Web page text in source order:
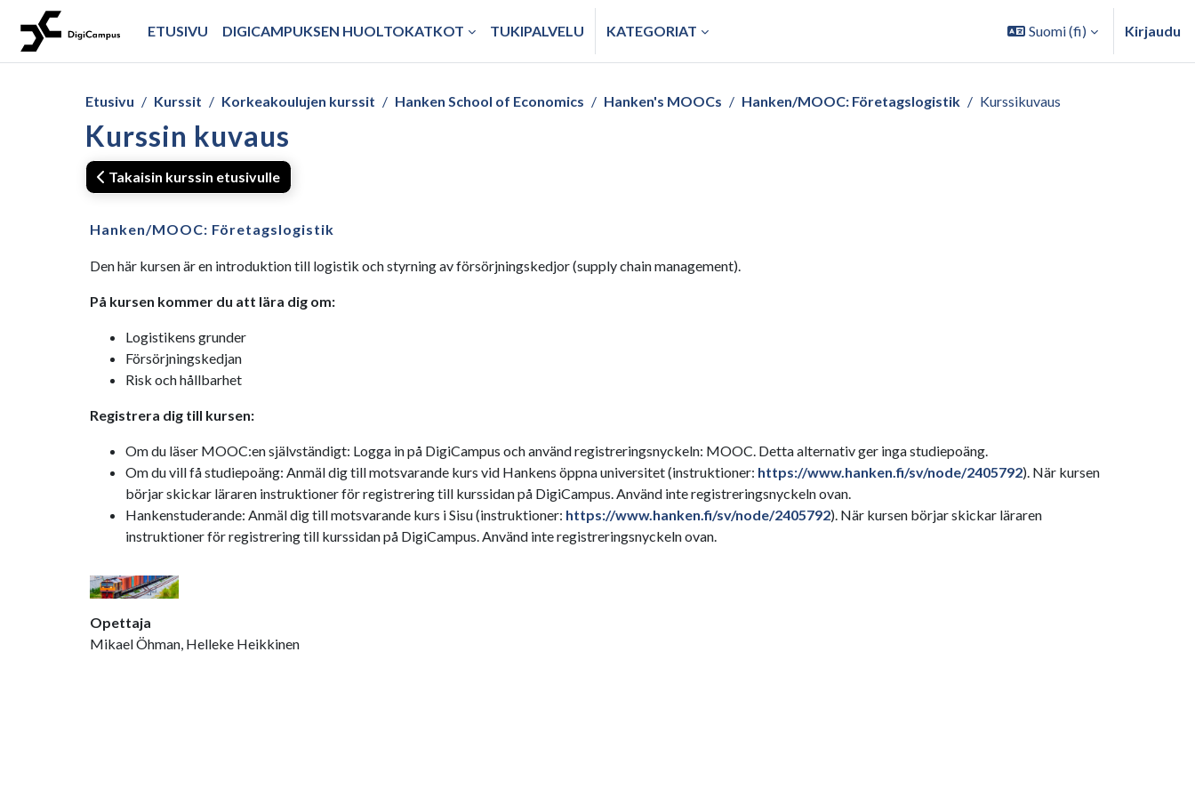
Siirry pääsisältöön
ETUSIVU
DIGICAMPUKSEN HUOLTOKATKOT TUKIPALVELU KATEGORIAT Suomi ‎(fi)‎ Kirjaudu
Etusivu Kurssit Korkeakoulujen kurssit Hanken School of Economics Hanken's MOOCs Hanken/MOOC: Företagslogistik Kurssikuvaus
Kurssin kuvaus
Takaisin kurssin etusivulle
Hanken/MOOC: Företagslogistik
Den här kursen är en introduktion till logistik och styrning av försörjningskedjor (supply chain management).
På kursen kommer du att lära dig om:
Logistikens grunder
Försörjningskedjan
Risk och hållbarhet
Registrera dig till kursen:
Om du läser MOOC:en självständigt: Logga in på DigiCampus och använd registreringsnyckeln: MOOC. Detta alternativ ger inga studiepoäng.
Om du vill få studiepoäng: Anmäl dig till motsvarande kurs vid Hankens öppna universitet (instruktioner: https://www.hanken.fi/sv/node/2405792). När kursen
börjar skickar läraren instruktioner för registrering till kurssidan på DigiCampus. Använd inte registreringsnyckeln ovan.
Hankenstuderande: Anmäl dig till motsvarande kurs i Sisu (instruktioner: https://www.hanken.fi/sv/node/2405792). När kursen börjar skickar läraren
instruktioner för registrering till kurssidan på DigiCampus. Använd inte registreringsnyckeln ovan.
Opettaja
Mikael Öhman, Helleke Heikkinen